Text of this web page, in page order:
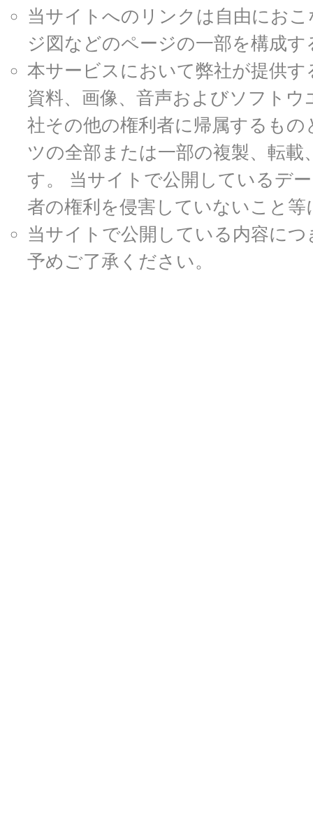
当サイトへのリンクは自由にお
ジ図などのページの一部を構成
本サービスにおいて弊社が提供
資料、画像、音声およびソフト
社その他の権利者に帰属するも
ツの全部または一部の複製、転
す。 当サイトで公開しているデ
者の権利を侵害していないこと
当サイトで公開している内容に
予めご了承ください。